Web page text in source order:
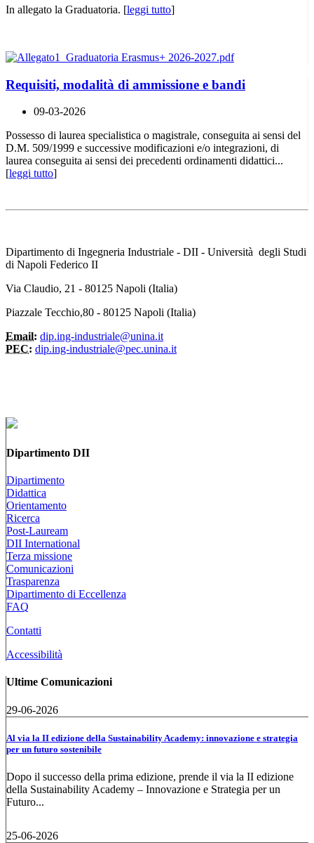
In allegato la Graduatoria. [leggi tutto]
Requisiti, modalità di ammissione e bandi
09-03-2026
Possesso di laurea specialistica o magistrale, conseguita ai sensi del
D.M. 509/1999 e successive modificazioni e/o integrazioni, di
laurea conseguita ai sensi dei precedenti ordinamenti didattici...
[leggi tutto]
Dipartimento di Ingegneria Industriale - DII - Università degli Studi
di Napoli Federico II
Via Claudio, 21 - 80125 Napoli (Italia)
Piazzale Tecchio,80 - 80125 Napoli (Italia)
Email: dip.ing-industriale@unina.it
PEC: dip.ing-industriale@pec.unina.it
Dipartimento DII
Dipartimento
Didattica
Orientamento
Ricerca
Post-Lauream
DII International
Terza missione
Comunicazioni
Trasparenza
Dipartimento di Eccellenza
FAQ
Contatti
Accessibilità
Ultime Comunicazioni
29-06-2026
Al via la II edizione della Sustainability Academy: innovazione e strategia
per un futuro sostenibile
Dopo il successo della prima edizione, prende il via la II edizione
della Sustainability Academy – Innovazione e Strategia per un
Futuro...
25-06-2026